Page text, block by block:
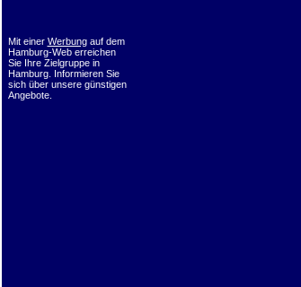
Mit einer Werbungauf dem
Hamburg-Web erreichen
Sie Ihre Zielgruppe in
Hamburg. Informieren Sie
sich über unsere günstigen
Angebote.